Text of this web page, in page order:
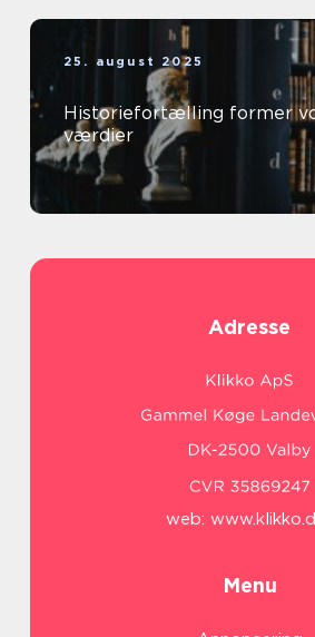
25. august 2025
Historiefortælling former
værdier
Adresse
web:
Menu